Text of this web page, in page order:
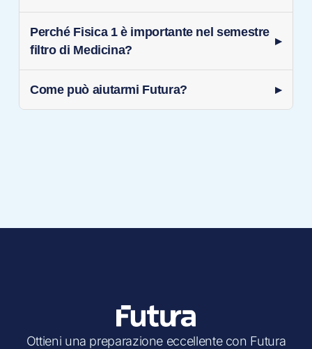
Perché Fisica 1 è importante nel semestre
filtro di Medicina?
Come può aiutarmi Futura?
Ottieni una preparazione eccellente con Futura